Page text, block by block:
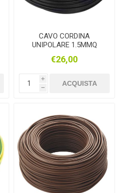
CAVO CORDINA
UNIPOLARE 1.5MMQ
€26,00
i
h
ACQUISTA